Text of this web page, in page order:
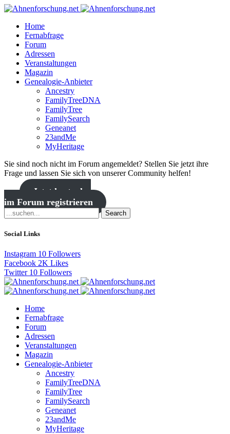
Home
Fernabfrage
Forum
Adressen
Veranstaltungen
Magazin
Genealogie-Anbieter
Ancestry
FamilyTreeDNA
FamilyTree
FamilySearch
Geneanet
23andMe
MyHeritage
Sie sind noch nicht im Forum angemeldet? Stellen Sie jetzt ihre
Frage und lassen Sie sich von unserer Community helfen!
Jetzt kostenlos
im Forum registrieren
Search
Social Links
Instagram 10 Followers
Facebook 2K Likes
Twitter 10 Followers
Home
Fernabfrage
Forum
Adressen
Veranstaltungen
Magazin
Genealogie-Anbieter
Ancestry
FamilyTreeDNA
FamilyTree
FamilySearch
Geneanet
23andMe
MyHeritage